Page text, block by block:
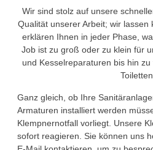
Wir sind stolz auf unsere
Qualität unserer Arbeit; wir lassen
erklären Ihnen in jeder Phase,
Job ist zu groß oder zu klein für
und Kesselreparaturen bis hin
Toiletten.
Ganz gleich, ob Ihre
Armaturen installiert werden
Klempnernotfall vorliegt. Unsere
sofort reagieren. Sie können uns